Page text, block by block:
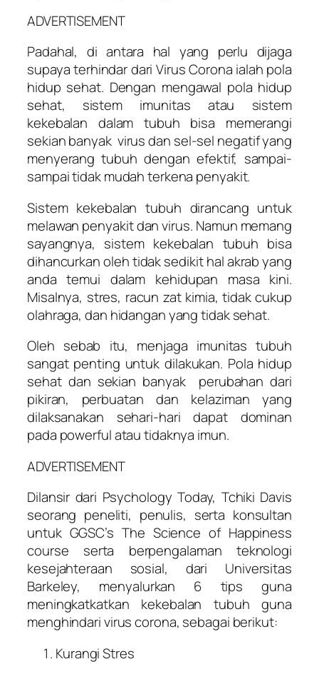
ADVERTISEMENT
Padahal, di antara hal yang perlu dijaga
supaya terhindar dari Virus Corona ialah pola
hidup sehat. Dengan mengawal pola hidup
sehat, sistem imunitas atau sistem
kekebalan dalam tubuh bisa memerangi
sekian banyak virus dan sel-sel negatif yang
menyerang tubuh dengan efektif, sampai-
sampai tidak mudah terkena penyakit.
Sistem kekebalan tubuh dirancang untuk
melawan penyakit dan virus. Namun memang
sayangnya, sistem kekebalan tubuh bisa
dihancurkan oleh tidak sedikit hal akrab yang
anda temui dalam kehidupan masa kini.
Misalnya, stres, racun zat kimia, tidak cukup
olahraga, dan hidangan yang tidak sehat.
Oleh sebab itu, menjaga imunitas tubuh
sangat penting untuk dilakukan. Pola hidup
sehat dan sekian banyak perubahan dari
pikiran, perbuatan dan kelaziman yang
dilaksanakan sehari-hari dapat dominan
pada powerful atau tidaknya imun.
ADVERTISEMENT
Dilansir dari Psychology Today, Tchiki Davis
seorang peneliti, penulis, serta konsultan
untuk GGSC’s The Science of Happiness
course serta berpengalaman teknologi
kesejahteraan sosial, dari Universitas
Barkeley, menyalurkan 6 tips guna
meningkatkatkan kekebalan tubuh guna
menghindari virus corona, sebagai berikut:
Kurangi Stres